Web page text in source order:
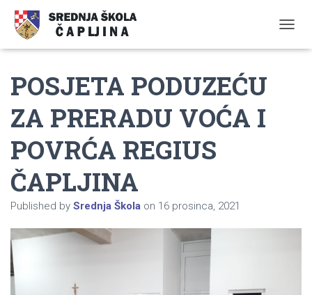
POSJETA PODUZEĆU
ZA PRERADU VOĆA I
POVRĆA REGIUS
ČAPLJINA
Published by Srednja Škola on 16 prosinca, 2021